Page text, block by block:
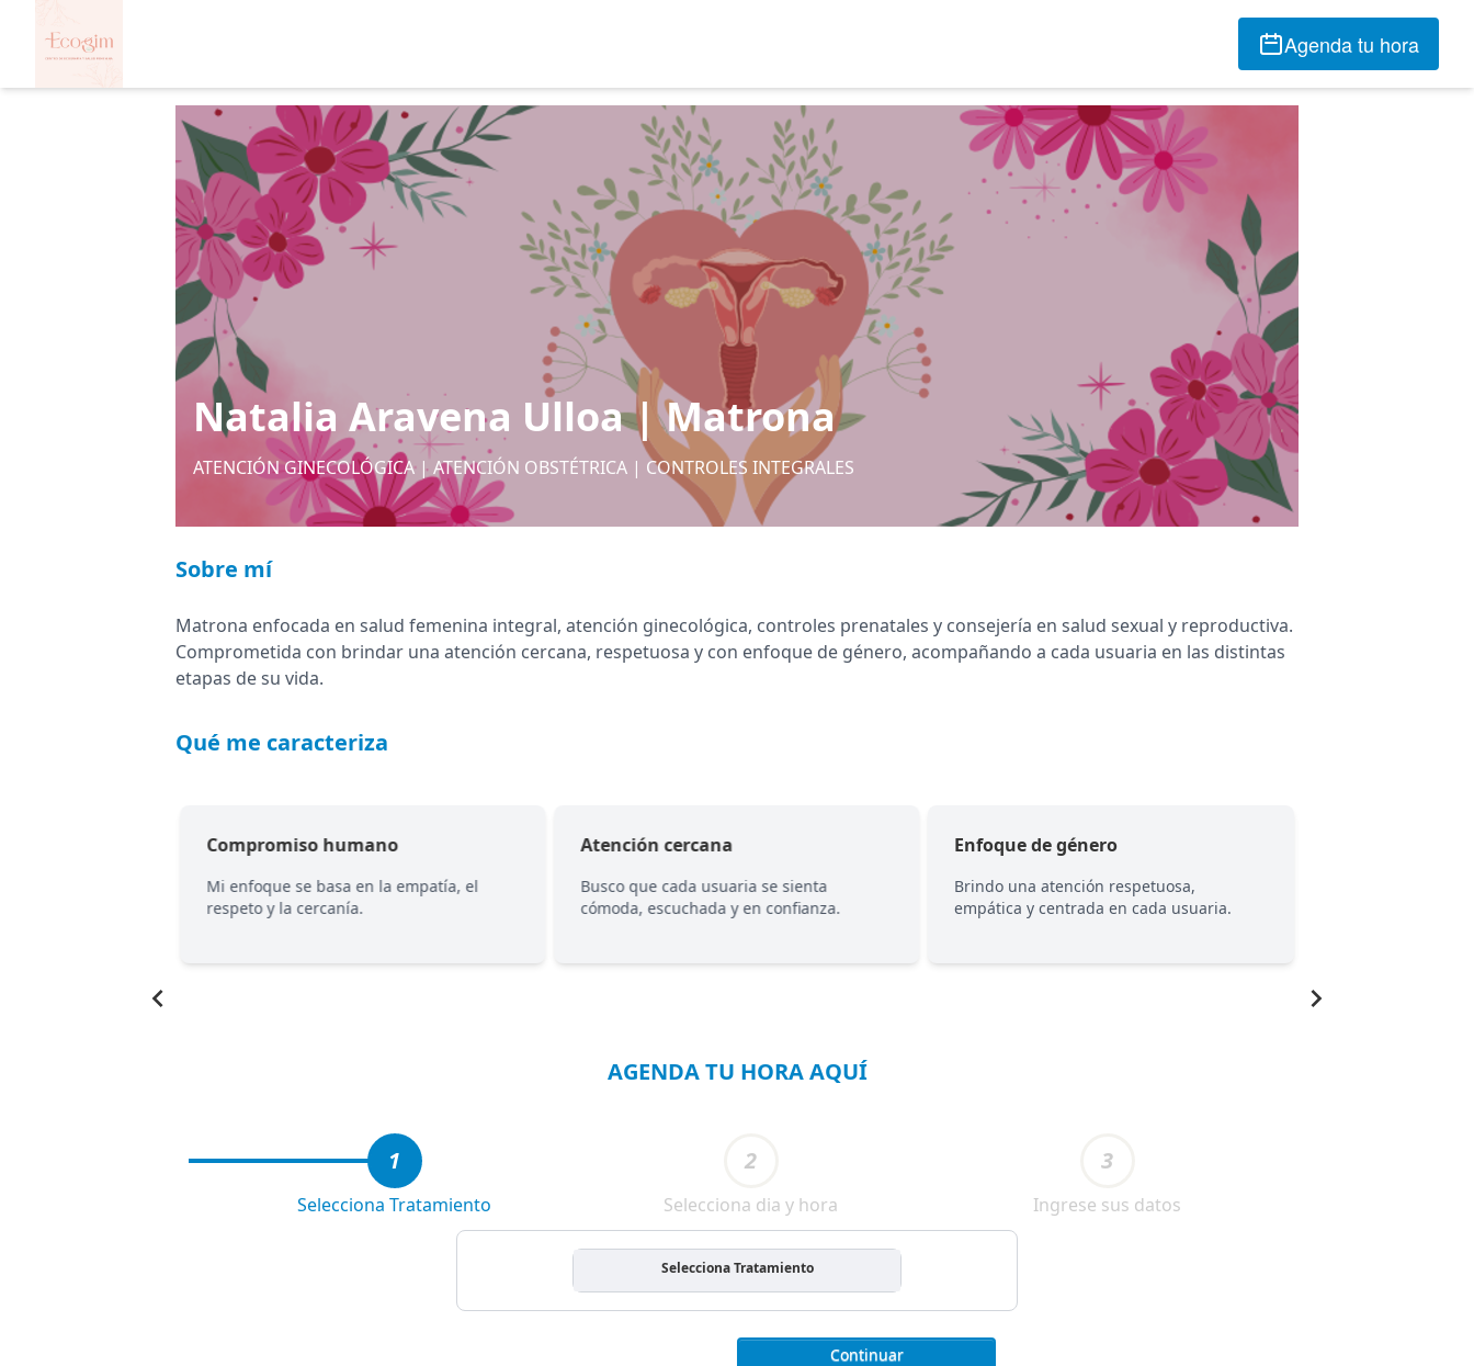
Agenda tu hora
Natalia Aravena Ulloa | Matrona
ATENCIÓN GINECOLÓGICA | ATENCIÓN OBSTÉTRICA | CONTROLES INTEGRALES
Sobre mí
Matrona enfocada en salud femenina integral, atención ginecológica, controles prenatales y consejería en salud sexual y reproductiva.
Comprometida con brindar una atención cercana, respetuosa y con enfoque de género, acompañando a cada usuaria en las distintas
etapas de su vida.
Qué me caracteriza
Compromiso humano
Mi enfoque se basa en la empatía, el
respeto y la cercanía.
Atención cercana
Busco que cada usuaria se sienta
cómoda, escuchada y en confianza.
Enfoque de género
Brindo una atención respetuosa,
empática y centrada en cada usuaria.
AGENDA TU HORA AQUÍ
1
Selecciona Tratamiento
2
Selecciona dia y hora
3
Ingrese sus datos
Selecciona Tratamiento
Continuar